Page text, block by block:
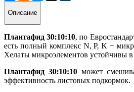
Описание
Плантафид 30:10:10, по
есть полный комплекс N, P, K +
Хелаты микроэлементов устойчивы
Плантафид 30:10:10 может
эффективность листовых подкормок.